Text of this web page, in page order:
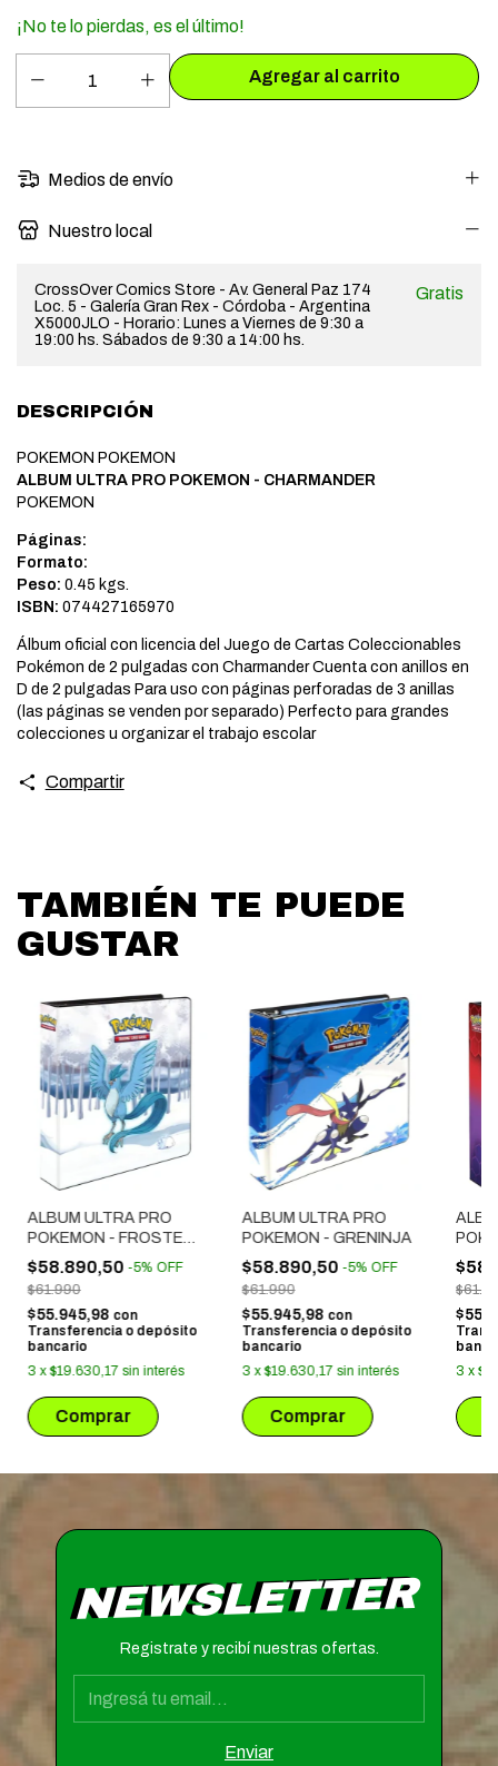
¡No te lo pierdas, es el último!
Medios de envío
Nuestro local
CrossOver Comics Store - Av. General Paz 174
Loc. 5 - Galería Gran Rex - Córdoba - Argentina
X5000JLO - Horario: Lunes a Viernes de 9:30 a
19:00 hs. Sábados de 9:30 a 14:00 hs.
Gratis
DESCRIPCIÓN
POKEMON POKEMON
ALBUM ULTRA PRO POKEMON - CHARMANDER
POKEMON
Páginas:
Formato:
Peso: 0.45 kgs.
ISBN: 074427165970
Álbum oficial con licencia del Juego de Cartas Coleccionables
Pokémon de 2 pulgadas con Charmander Cuenta con anillos en
D de 2 pulgadas Para uso con páginas perforadas de 3 anillas
(las páginas se venden por separado) Perfecto para grandes
colecciones u organizar el trabajo escolar
Compartir
TAMBIÉN TE PUEDE
GUSTAR
ALBUM ULTRA PRO
POKEMON - FROSTED
FOREST
$58.890,50 -5% OFF
$61.990
$55.945,98 con
Transferencia o depósito
bancario
3 x$19.630,17 sin interés
ALBUM ULTRA PRO
POKEMON - GRENINJA
$58.890,50 -5% OFF
$61.990
$55.945,98 con
Transferencia o depósito
bancario
3 x$19.630,17 sin interés
&
3 x
NEWSLETTER
Registrate y recibí nuestras ofertas.